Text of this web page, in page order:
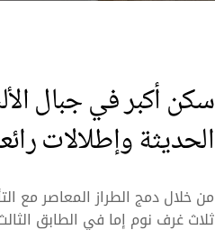
سكن أكبر في جبال
الحديثة وإطلالات
من خلال دمج الطراز المعاصر مع